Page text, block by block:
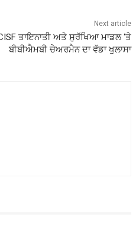
Next article
ਤਾਇਨਾਤੀ ਅਤੇ ਸੁਰੱਖਿਆ ਮਾਡਲ ‘ਤੇ
ਬੀਬੀਐਮਬੀ ਚੇਅਰਮੈਨ ਦਾ ਵੱਡਾ ਖੁਲਾਸਾ